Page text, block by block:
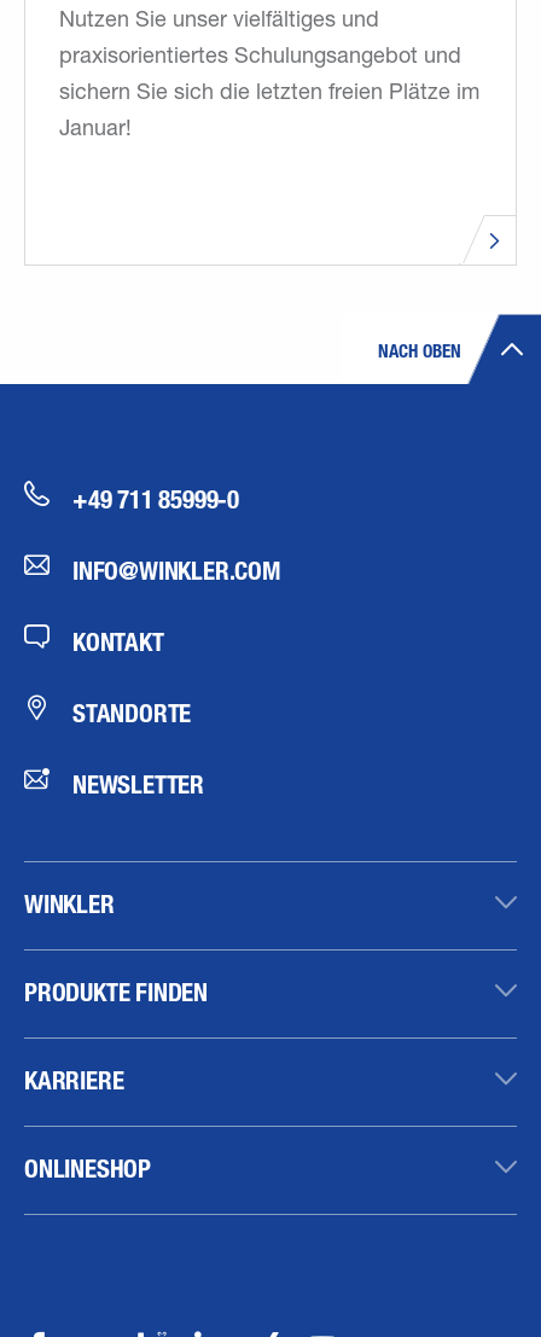
Nutzen Sie unser vielfältiges und
praxisorientiertes Schulungsangebot und
sichern Sie sich die letzten freien Plätze im
Januar!
NACH OBEN
+49 711 85999-0
INFO@WINKLER.COM
KONTAKT
STANDORTE
NEWSLETTER
WINKLER
PRODUKTE FINDEN
KARRIERE
ONLINESHOP